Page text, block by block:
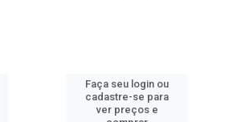
Faça seu login ou
cadastre-se para
ver preços e